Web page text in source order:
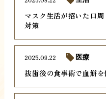
マスク生活が招いた口
対策
抜歯後の食事術で血餅
2025.09.22 医療